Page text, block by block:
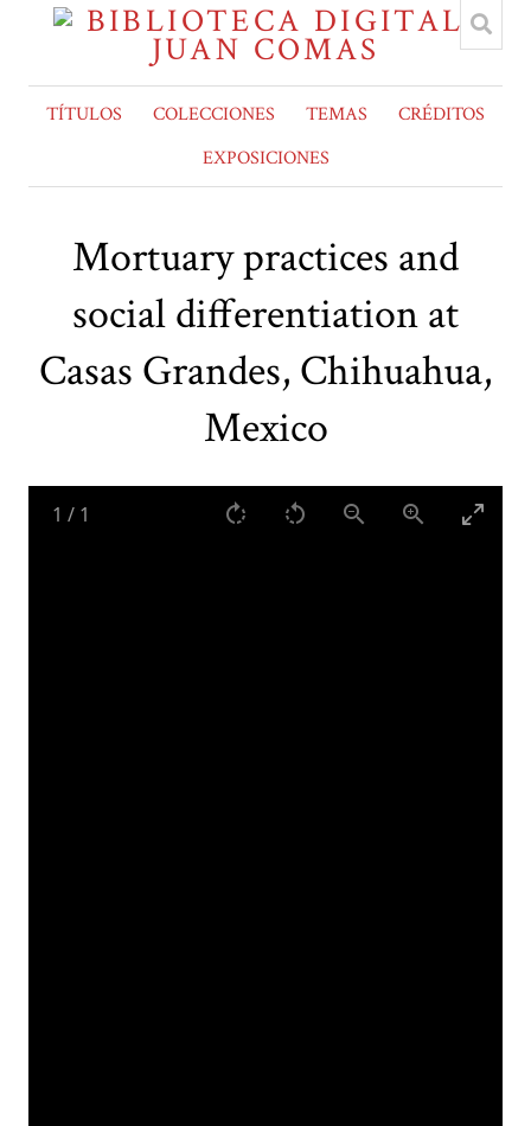
TÍTULOS COLECCIONES TEMAS
CRÉDITOS
EXPOSICIONES
Mortuary practices and
social differentiation at
Casas Grandes, Chihuahua,
Mexico
1 / 1